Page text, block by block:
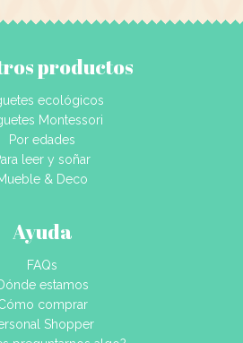
productos
ecológicos
Montessori
Por edades
leer y soñar
& Deco
Ayuda
FAQs
estamos
comprar
Shopper